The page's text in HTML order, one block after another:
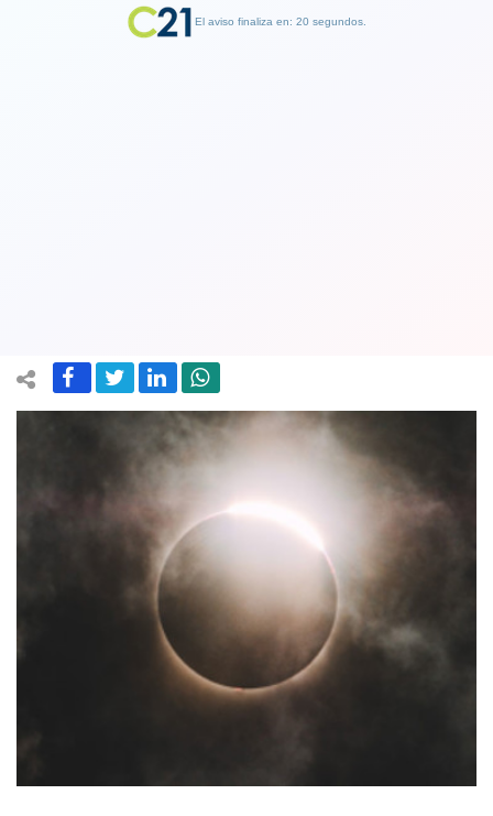
El aviso finaliza en: 19 segundos.